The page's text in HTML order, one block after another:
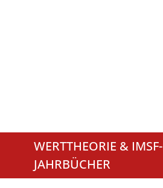
WERTTHEORIE & IMSF-
JAHRBÜCHER